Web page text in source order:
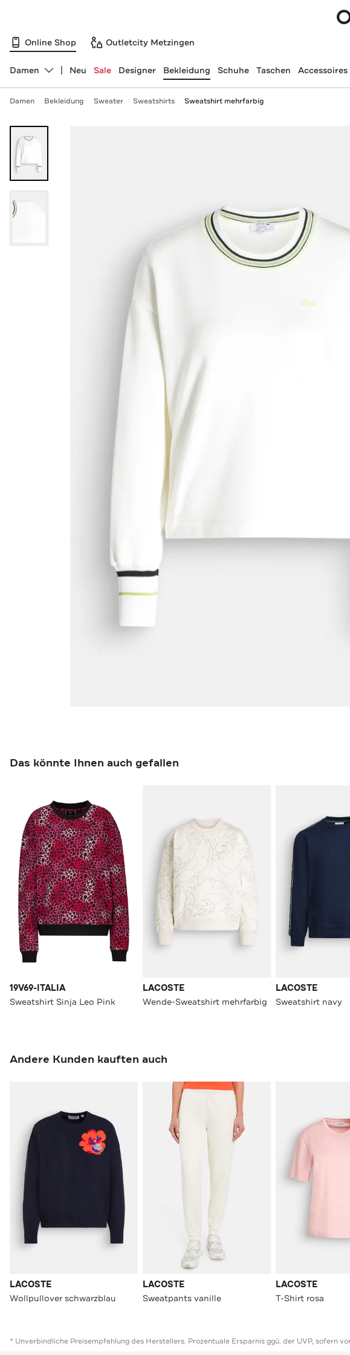
Online Shop Outletcity Metzingen
Abteilung ändern, ausgewählt:
Damen Neu Sale Designer Bekleidung Schuhe Taschen Accessoires
Damen Bekleidung Sweater Sweatshirts Sweatshirt mehrfarbig
Das könnte Ihnen auch gefallen
19V69-ITALIA
Sweatshirt Sinja Leo Pink
LACOSTE
Wende-Sweatshirt mehrfarbig
LACOSTE
Sweatshirt navy
Andere Kunden kauften auch
LACOSTE
Wollpullover schwarzblau
LACOSTE
Sweatpants vanille
LACOSTE
T-Shirt rosa
* Unverbindliche Preisempfehlung des Herstellers. Prozentuale Ersparnis ggü. der UVP, sofern